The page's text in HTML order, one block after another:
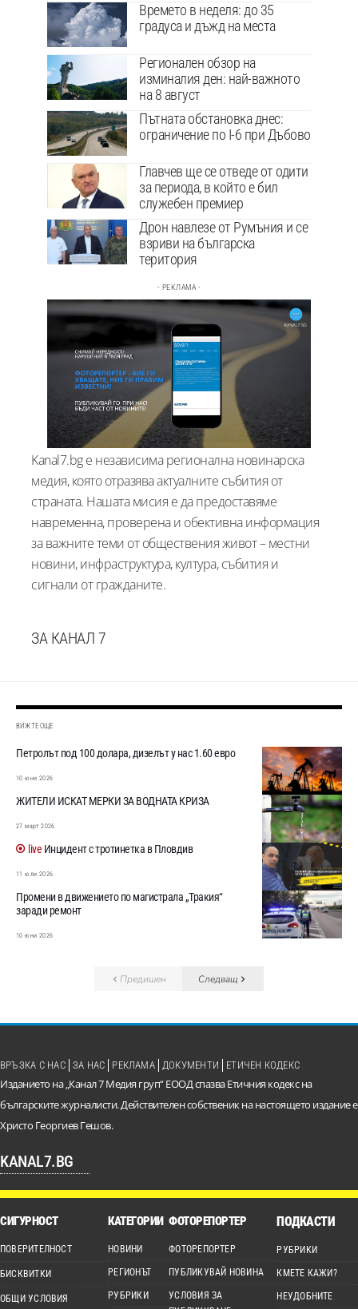
Времето в неделя: до 35
градуса и дъжд на места
Регионален обзор на
изминалия ден: най-важното
на 8 август
Пътната обстановка днес:
ограничение по I-6 при Дъбово
Главчев ще се отведе от одити
за периода, в който е бил
служебен премиер
Дрон навлезе от Румъния и се
взриви на българска
територия
- РЕКЛАМА -
Kanal7.bg е независима регионална новинарска
медия, която отразява актуалните събития от
страната. Нашата мисия е да предоставяме
навременна, проверена и обективна информация
за важните теми от обществения живот – местни
новини, инфраструктура, култура, събития и
сигнали от гражданите.
ЗА КАНАЛ 7
ВИЖТЕ ОЩЕ
Петролът под 100 долара, дизелът у нас 1.60 евро
10 юни 2026
ЖИТЕЛИ ИСКАТ МЕРКИ ЗА ВОДНАТА КРИЗА
27 март 2026
Инцидент с тротинетка в Пловдив
11 юли 2026
Промени в движението по магистрала „Тракия“
заради ремонт
10 юни 2026
Предишен Следващ
Изданието на „Канал 7 Медия груп“ ЕООД спазва Етичния кодекс на
българските журналисти. Действителен собственик на настоящето издание е
Христо Георгиев Гешов.
KANAL7.BG
ВРЪЗКА С НАС ЗА НАС РЕКЛАМА ДОКУМЕНТИ ЕТИЧЕН КОДЕКС
СИГУРНОСТ
ПОВЕРИТЕЛНОСТ
БИСКВИТКИ
ОБЩИ УСЛОВИЯ
КАТЕГОРИИ
НОВИНИ
РЕГИОНЪТ
РУБРИКИ
ФОТОРЕПОРТЕР
ФОТОРЕПОРТЕР
ПУБЛИКУВАЙ НОВИНА
УСЛОВИЯ ЗА
ПОДКАСТИ
РУБРИКИ
КМЕТЕ КАЖИ?
НЕУДОБНИТЕ